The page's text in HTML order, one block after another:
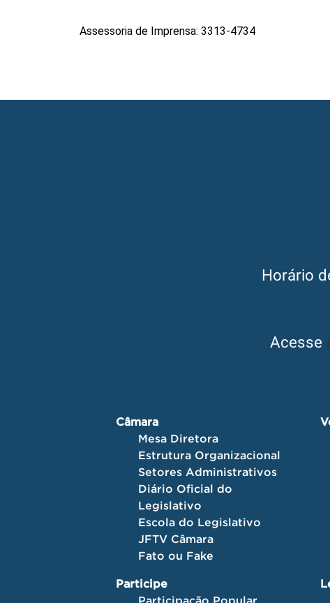
Assessoria de Imprensa: 3313-4734
Horário
Acesse
Câmara
Mesa Diretora
Estrutura Organizacional
Setores Administrativos
Diário Oficial do
Legislativo
Escola do Legislativo
JFTV Câmara
Fato ou Fake
Participe
Participação Popular